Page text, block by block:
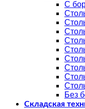
С
Без
Складская